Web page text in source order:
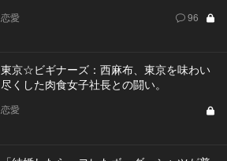
恋愛 96
東京☆ビギナーズ：西麻布、東京を味わい
尽くした肉食女子社長との闘い。
恋愛